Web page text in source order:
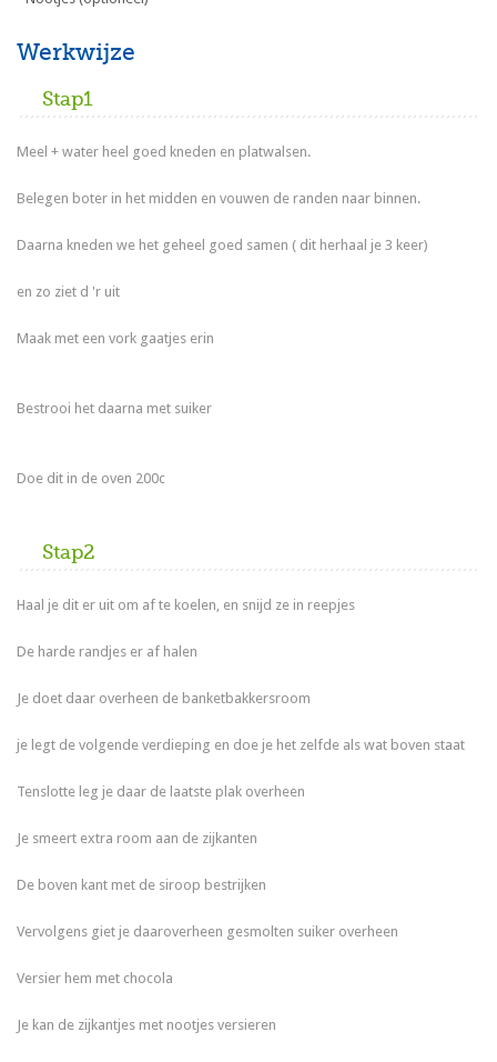
Werkwijze
Stap1
Meel + water heel goed kneden en platwalsen.
Belegen boter in het midden en vouwen de randen naar binnen.
Daarna kneden we het geheel goed samen ( dit herhaal je 3 keer)
en zo ziet d 'r uit
Maak met een vork gaatjes erin
Bestrooi het daarna met suiker
Doe dit in de oven 200c
Stap2
Haal je dit er uit om af te koelen, en snijd ze in reepjes
De harde randjes er af halen
Je doet daar overheen de banketbakkersroom
je legt de volgende verdieping en doe je het zelfde als wat boven staat
Tenslotte leg je daar de laatste plak overheen
Je smeert extra room aan de zijkanten
De boven kant met de siroop bestrijken
Vervolgens giet je daaroverheen gesmolten suiker overheen
Versier hem met chocola
Je kan de zijkantjes met nootjes versieren